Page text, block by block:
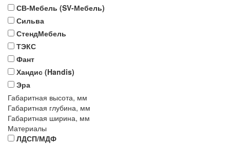
СВ-Мебель (SV-Мебель)
Сильва
СтендМебель
ТЭКС
Фант
Хандис (Handis)
Эра
Габаритная высота, мм
Габаритная глубина, мм
Габаритная ширина, мм
Материалы
ЛДСП/МДФ